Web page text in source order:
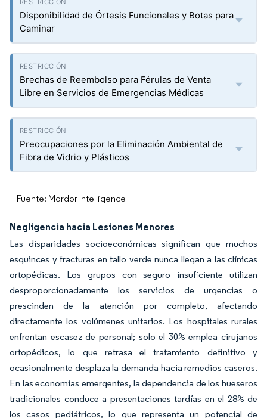
Disponibilidad de Órtesis Funcionales y Botas para
Caminar
Brechas de Reembolso para Férulas de Venta
Libre en Servicios de Emergencias Médicas
Preocupaciones por la Eliminación Ambiental de
Fibra de Vidrio y Plásticos
Fuente: Mordor Intelligence
Negligencia hacia Lesiones Menores
Las disparidades socioeconómicas significan que muchos
esguinces y fracturas en tallo verde nunca llegan a las clínicas
ortopédicas. Los grupos con seguro insuficiente utilizan
desproporcionadamente los servicios de urgencias o
prescinden de la atención por completo, afectando
directamente los volúmenes unitarios. Los hospitales rurales
enfrentan escasez de personal; solo el 30% emplea cirujanos
ortopédicos, lo que retrasa el tratamiento definitivo y
ocasionalmente desplaza la demanda hacia remedios caseros.
En las economías emergentes, la dependencia de los hueseros
tradicionales conduce a presentaciones tardías en el 28% de
los casos pediátricos, lo que representa un potencial de